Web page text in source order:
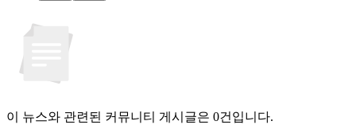
이 뉴스와 관련된 커뮤니티 게시글은 0건입니다.